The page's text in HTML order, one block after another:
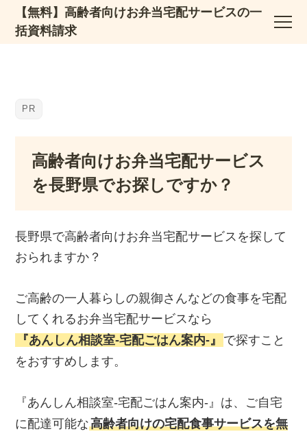
【無料】高齢者向けお弁当宅配サービスの一
括資料請求
高齢者向けお弁当宅配サービス
を長野県でお探しですか？
長野県で高齢者向けお弁当宅配サービスを探して
おられますか？
ご高齢の一人暮らしの親御さんなどの食事を宅配
してくれるお弁当宅配サービスなら
『あんしん相談室‐宅配ごはん案内‐』
で探すこと
をおすすめします。
『あんしん相談室‐宅配ごはん案内‐』は、ご自宅
に配達可能な高齢者向けの宅配食事サービスを無